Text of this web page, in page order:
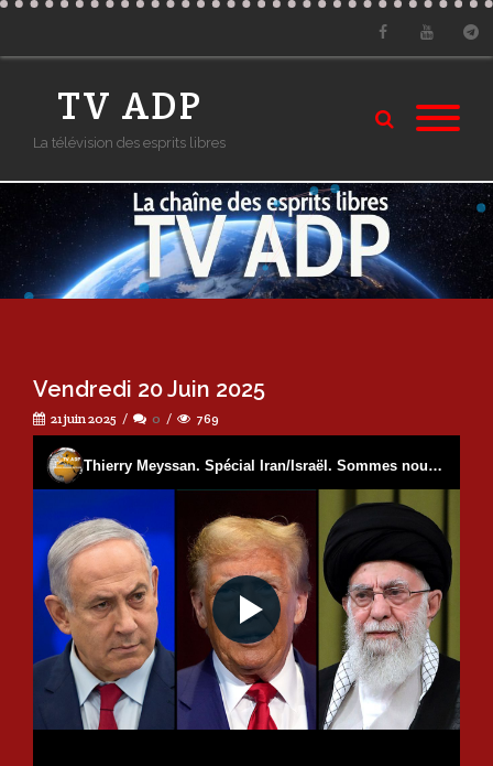
TV ADP
La télévision des esprits libres
Vendredi 20 Juin 2025
21 juin 2025 0 769